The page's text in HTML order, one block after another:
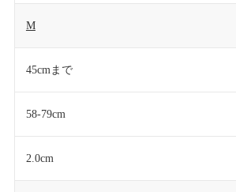
M
45cmまで
58-79cm
2.0cm